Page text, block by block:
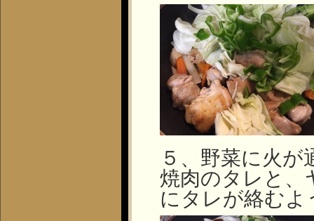
５、野菜に火が
焼肉のタレと、
にタレが絡む